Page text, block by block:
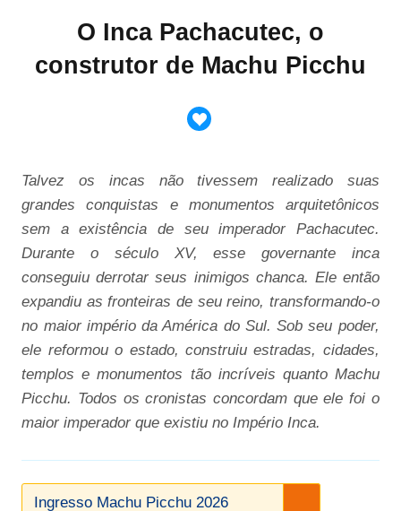
O Inca Pachacutec, o
construtor de Machu Picchu
Talvez os incas não tivessem realizado suas
grandes conquistas e monumentos arquitetônicos
sem a existência de seu imperador Pachacutec.
Durante o século XV, esse governante inca
conseguiu derrotar seus inimigos chanca. Ele então
expandiu as fronteiras de seu reino, transformando-o
no maior império da América do Sul. Sob seu poder,
ele reformou o estado, construiu estradas, cidades,
templos e monumentos tão incríveis quanto Machu
Picchu. Todos os cronistas concordam que ele foi o
maior imperador que existiu no Império Inca.
Ingresso Machu Picchu 2026